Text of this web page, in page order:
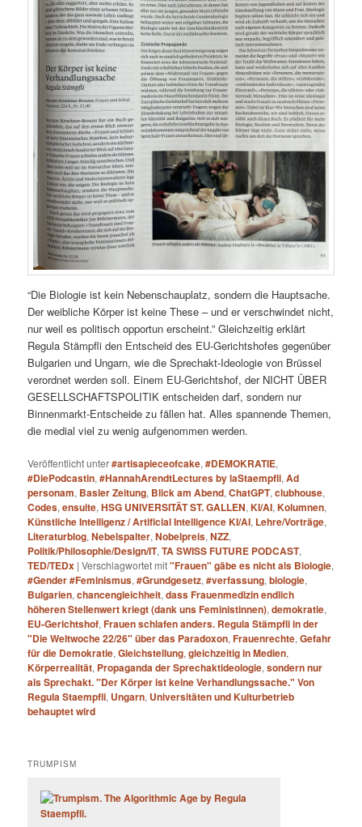
“Die Biologie ist kein Nebenschauplatz, sondern die Hauptsache.
Der weibliche Körper ist keine These – und er verschwindet nicht,
nur weil es politisch opportun erscheint.” Gleichzeitig erklärt
Regula Stämpfli den Entscheid des EU-Gerichtshofes gegenüber
Bulgarien und Ungarn, wie die Sprechakt-Ideologie von Brüssel
verordnet werden soll. Einem EU-Gerichtshof, der NICHT ÜBER
GESELLSCHAFTSPOLITIK entscheiden darf, sondern nur
Binnenmarkt-Entscheide zu fällen hat. Alles spannende Themen,
die medial viel zu wenig aufgenommen werden.
Veröffentlicht unter#artisapieceofcake,#DEMOKRATIE,
#DiePodcastin,#HannahArendtLectures by laStaempfli,Ad
personam, Basler Zeitung, Blick am Abend,ChatGPT,clubhouse,
Codes,ensuite,HSG UNIVERSITÄT ST. GALLEN,KI/AI,Kolumnen,
Künstliche Intelligenz / Artificial Intelligence KI/AI, Lehre/Vorträge,
Literaturblog,Nebelspalter,Nobelpreis,NZZ,
Politik/Philosophie/Design/IT,TA SWISS FUTURE PODCAST,
TED/TEDx |Verschlagwortet mit"Frauen" gäbe es nicht als Biologie,
#Gender #Feminismus,#Grundgesetz,#verfassung,biologie,
Bulgarien,chancengleichheit,dass Frauenmedizin endlich
höheren Stellenwert kriegt (dank uns Feministinnen),demokratie,
EU-Gerichtshof,Frauen schlafen anders. Regula Stämpfli in der
"Die Weltwoche 22/26" über das Paradoxon,Frauenrechte,Gefahr
für die Demokratie,Gleichstellung,gleichzeitig in Medien,
Körperrealität, Propaganda der Sprechaktideologie,sondern nur
als Sprechakt. "Der Körper ist keine Verhandlungssache." Von
Regula Staempfli, Ungarn, Universitäten und Kulturbetrieb
behauptet wird
TRUMPISM